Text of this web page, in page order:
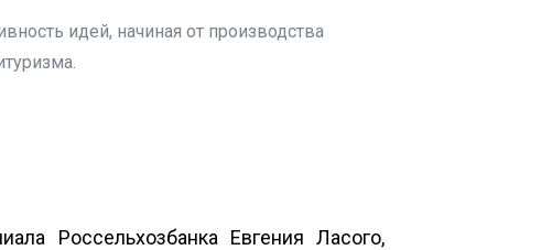
идей, начиная от производства
Россельхозбанка Евгения Ласого,